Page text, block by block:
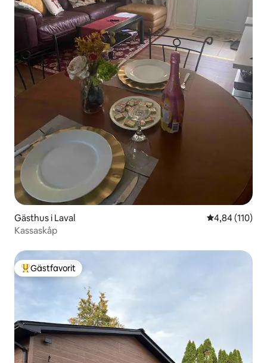
Gästhus i Laval 4,84 av 5 i
4,84 (110)
Kassaskåp
Populär gästfavorit
Gästfavorit